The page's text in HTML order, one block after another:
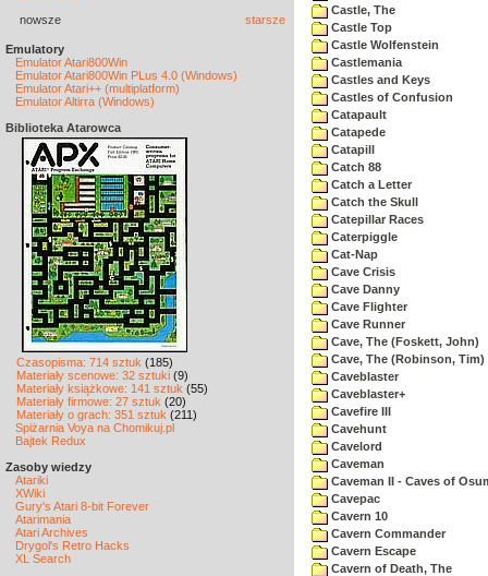
nowsze starsze
Emulatory
Emulator Atari800Win
Emulator Atari800Win PLus 4.0 (Windows)
Emulator Atari++ (multiplatform)
Emulator Altirra (Windows)
Biblioteka Atarowca
Czasopisma: 714 sztuk (185)
Materiały scenowe: 32 sztuki (9)
Materiały książkowe: 141 sztuk (55)
Materiały firmowe: 27 sztuk (20)
Materiały o grach: 351 sztuk (211)
Spiżarnia Voya na Chomikuj.pl
Bajtek Redux
Zasoby wiedzy
Atariki
XWiki
Gury's Atari 8-bit Forever
Atarimania
Atari Archives
Drygol's Retro Hacks
XL Search
Castle, The
Castle Top
Castle Wolfenstein
Castlemania
Castles and Keys
Castles of Confusion
Catapault
Catapede
Catapill
Catch 88
Catch a Letter
Catch the Skull
Catepillar Races
Caterpiggle
Cat-Nap
Cave Crisis
Cave Danny
Cave Flighter
Cave Runner
Cave, The (Foskett, John)
Cave, The (Robinson, Tim)
Caveblaster
Caveblaster+
Cavefire III
Cavehunt
Cavelord
Caveman
Caveman II - Caves of
Cavepac
Cavern 10
Cavern Commander
Cavern Escape
Cavern of Death, The